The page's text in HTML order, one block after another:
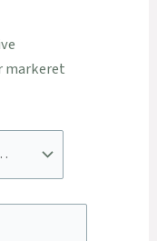
markeret